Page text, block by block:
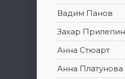
Вадим Панов
Захар Прилепин
Анна Стюарт
Анна Платунова